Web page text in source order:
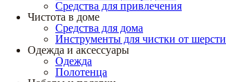
Средства для привлечения
Чистота в доме
Средства для дома
Инструменты для чистки от шерсти
Одежда и аксессуары
Одежда
Полотенца